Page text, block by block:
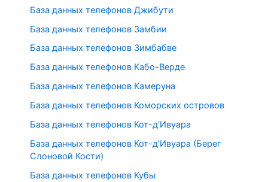
База данных телефонов Джибути
База данных телефонов Замбии
База данных телефонов Зимбабве
База данных телефонов Кабо-Верде
База данных телефонов Камеруна
База данных телефонов Коморских островов
База данных телефонов Кот-д'Ивуара
База данных телефонов Кот-д'Ивуара (Берег
Слоновой Кости)
База данных телефонов Кубы